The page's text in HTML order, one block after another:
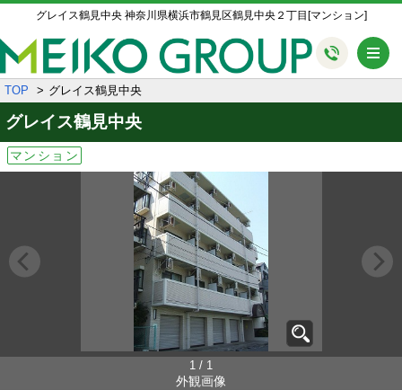
グレイス鶴見中央 神奈川県横浜市鶴見区鶴見中央２丁目[マンション]
TOP グレイス鶴見中央
グレイス鶴見中央
マンション
1 / 1
外観画像